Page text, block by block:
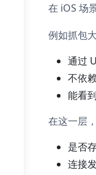
在 iOS 场
例如抓包
通过
不依
能看
在这一层
是否
连接